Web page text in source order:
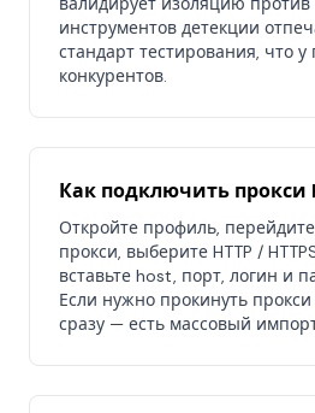
инструментов детекции
стандарт тестирования, что
конкурентов.
Как подключить прокси
Откройте профиль,
прокси, выберите HTTP /
вставьте host, порт, логин и
Если нужно прокинуть
сразу — есть массовый